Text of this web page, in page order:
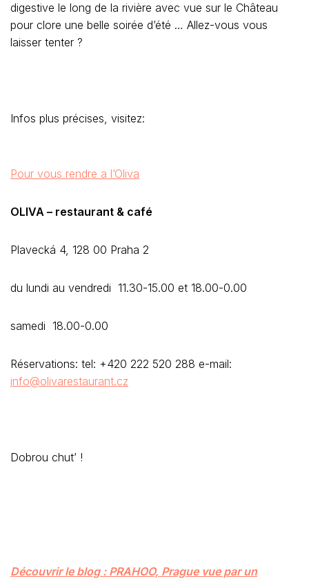
digestive le long de la rivière avec vue sur le Château
pour clore une belle soirée d’été … Allez-vous vous
laisser tenter ?
Infos plus précises, visitez:
Pour vous rendre a l’Oliva
OLIVA – restaurant & café
Plavecká 4, 128 00 Praha 2
du lundi au vendredi 11.30-15.00 et 18.00-0.00
samedi 18.00-0.00
Réservations: tel: +420 222 520 288 e-mail:
info@olivarestaurant.cz
Dobrou chut’ !
Découvrir le blog : PRAHOO, Prague vue par un